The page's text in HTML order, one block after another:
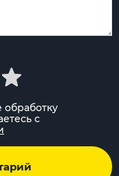
с